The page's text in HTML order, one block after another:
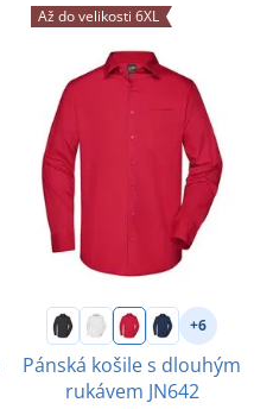
Až do velikosti 6XL
+6
Pánská košile s dlouhým
rukávem JN642